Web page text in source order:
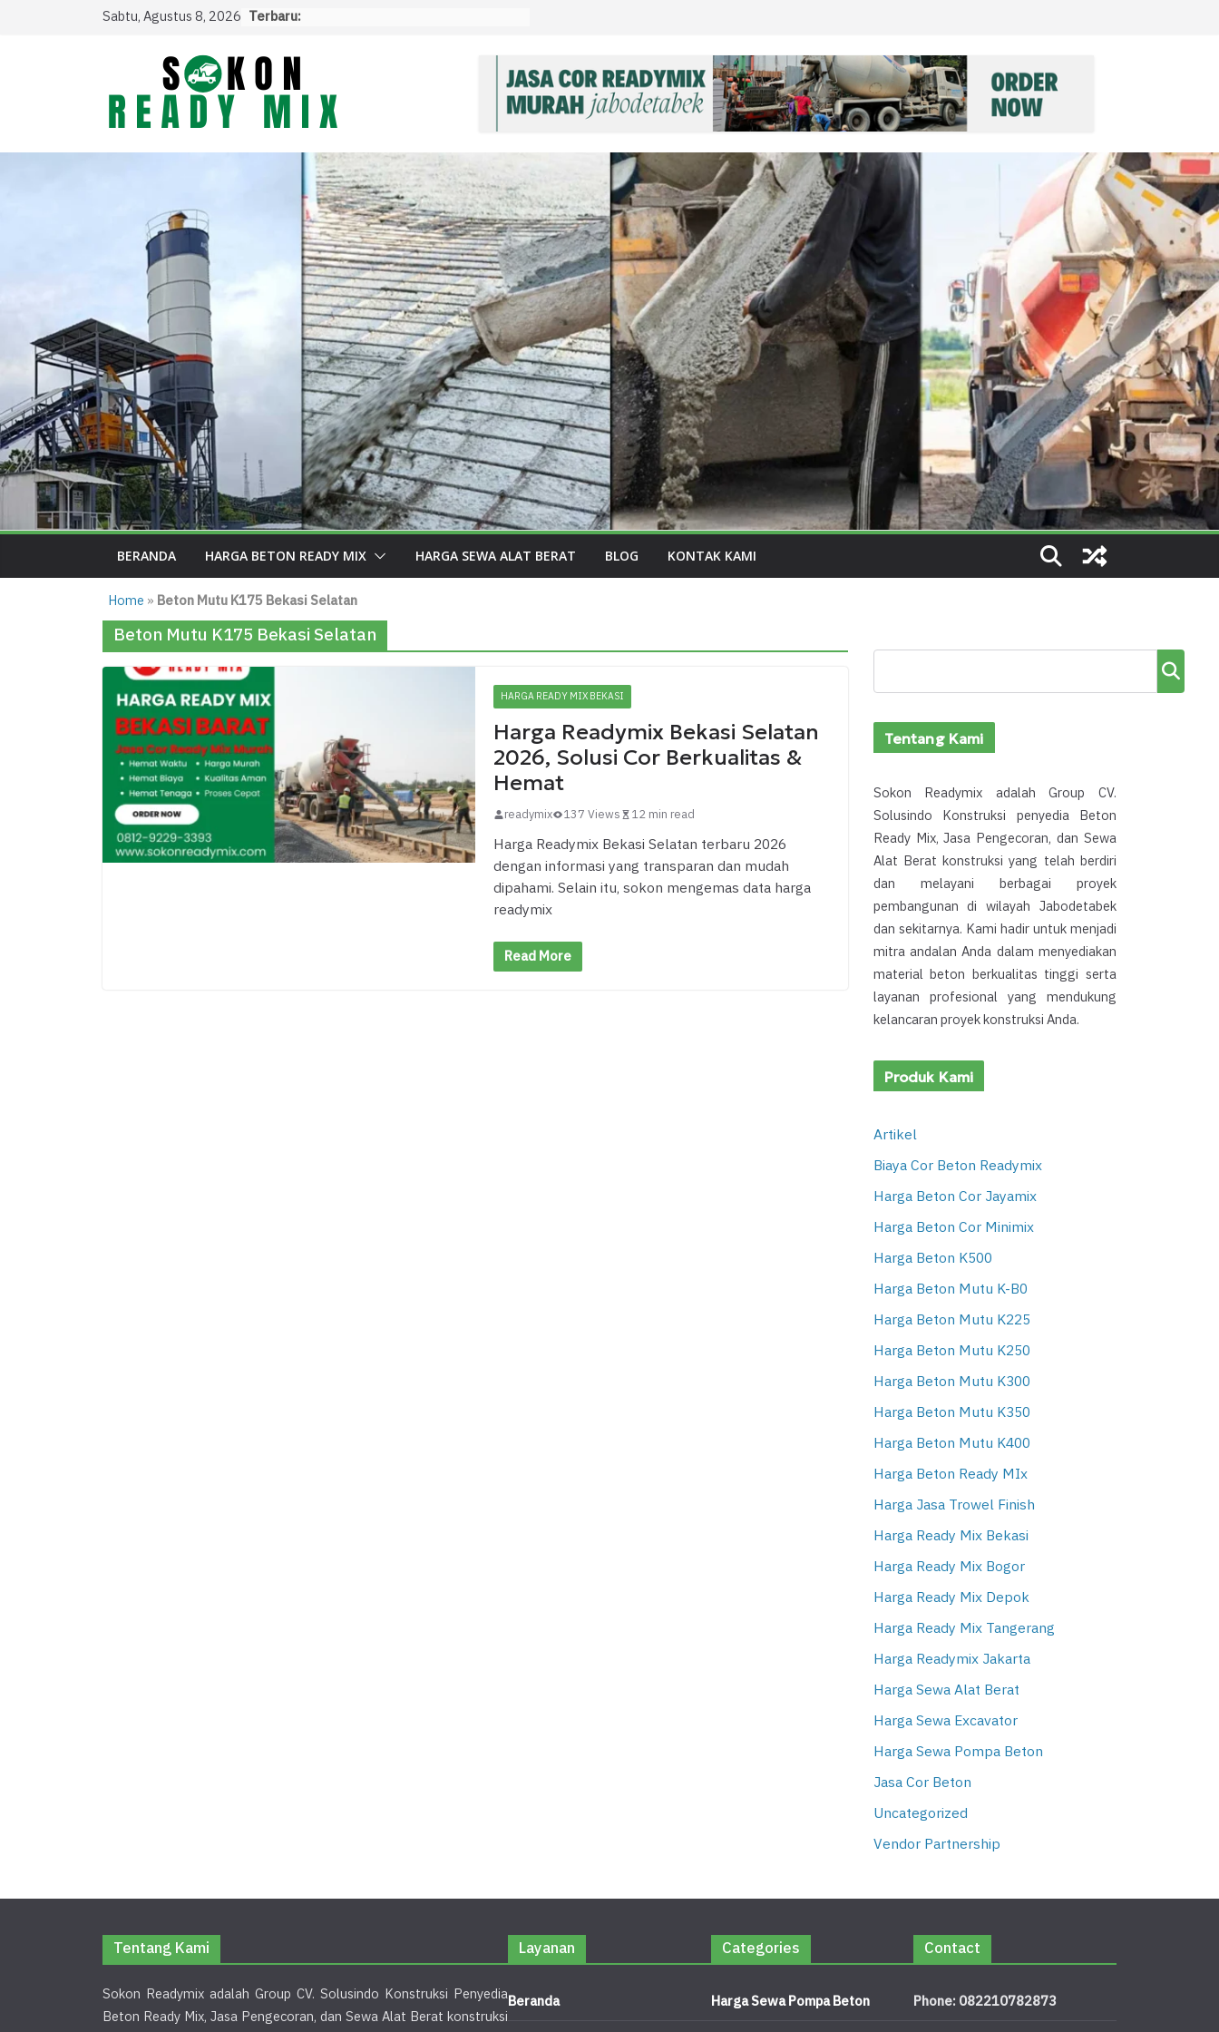
Sabtu, Agustus 8, 2026 Terbaru:
BERANDA HARGA BETON READY MIX HARGA SEWA ALAT BERAT BLOG KONTAK KAMI
Home » Beton Mutu K175 Bekasi Selatan
Beton Mutu K175 Bekasi Selatan
HARGA READY MIX BEKASI
Harga Readymix Bekasi Selatan
2026, Solusi Cor Berkualitas &
Hemat
readymix 137 Views 12 min read
Harga Readymix Bekasi Selatan terbaru 2026
dengan informasi yang transparan dan mudah
dipahami. Selain itu, sokon mengemas data harga
readymix
Read More
Cari
Tentang Kami
Sokon Readymix adalah Group CV.
Solusindo Konstruksi penyedia Beton
Ready Mix, Jasa Pengecoran, dan Sewa
Alat Berat konstruksi yang telah berdiri
dan melayani berbagai proyek
pembangunan di wilayah Jabodetabek
dan sekitarnya. Kami hadir untuk menjadi
mitra andalan Anda dalam menyediakan
material beton berkualitas tinggi serta
layanan profesional yang mendukung
kelancaran proyek konstruksi Anda.
Produk Kami
Artikel
Biaya Cor Beton Readymix
Harga Beton Cor Jayamix
Harga Beton Cor Minimix
Harga Beton K500
Harga Beton Mutu K-B0
Harga Beton Mutu K225
Harga Beton Mutu K250
Harga Beton Mutu K300
Harga Beton Mutu K350
Harga Beton Mutu K400
Harga Beton Ready MIx
Harga Jasa Trowel Finish
Harga Ready Mix Bekasi
Harga Ready Mix Bogor
Harga Ready Mix Depok
Harga Ready Mix Tangerang
Harga Readymix Jakarta
Harga Sewa Alat Berat
Harga Sewa Excavator
Harga Sewa Pompa Beton
Jasa Cor Beton
Uncategorized
Vendor Partnership
Tentang Kami
Sokon Readymix adalah Group CV. Solusindo Konstruksi Penyedia
Beton Ready Mix, Jasa Pengecoran, dan Sewa Alat Berat konstruksi
Layanan
Beranda
Categories
Harga Sewa Pompa Beton
Contact
Phone: 082210782873